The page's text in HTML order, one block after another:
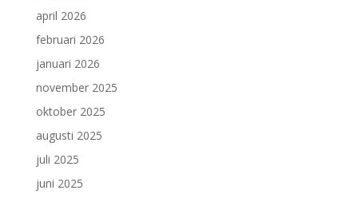
april 2026
februari 2026
januari 2026
november 2025
oktober 2025
augusti 2025
juli 2025
juni 2025